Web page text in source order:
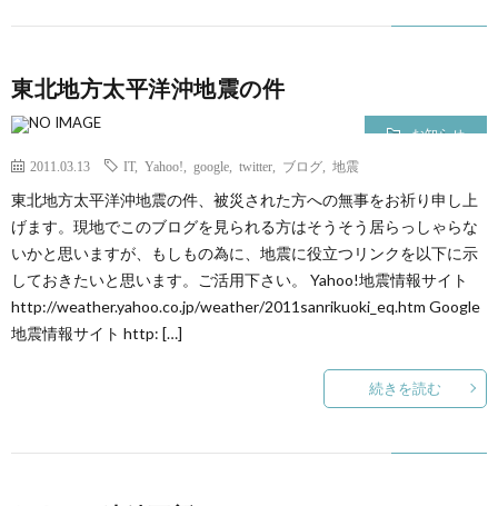
東北地方太平洋沖地震の件
お知らせ
2011.03.13 IT, Yahoo! google twitter ブログ 地震
東北地方太平洋沖地震の件、被災された方への無事をお祈り申し上
げます。現地でこのブログを見られる方はそうそう居らっしゃらな
いかと思いますが、もしもの為に、地震に役立つリンクを以下に示
しておきたいと思います。ご活用下さい。 Yahoo!地震情報サイト
http://weather.yahoo.co.jp/weather/2011sanrikuoki_eq.htm Google
地震情報サイト http: […]
続きを読む